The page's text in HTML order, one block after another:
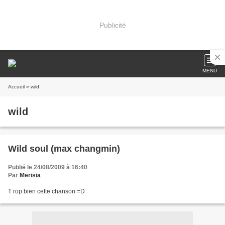
Publicité
MENU
Accueil » wild
wild
Wild soul (max changmin)
Publié le 24/08/2009 à 16:40
Par Merisia
T rop bien cette chanson =D